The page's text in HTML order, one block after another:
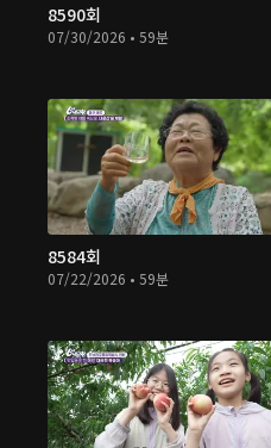
8590회
07/30/2026 • 59분
8584회
07/22/2026 • 59분